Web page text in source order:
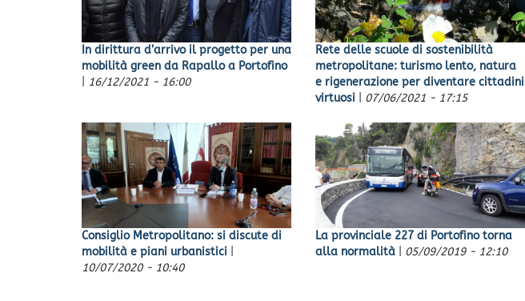
In dirittura d’arrivo il progetto per una
mobilità green da Rapallo a Portofino
16/12/2021 - 16:00
Rete delle scuole di sostenibilità
metropolitane: turismo lento, natura
e rigenerazione per diventare cittadini
virtuosi
07/06/2021 - 17:15
Consiglio Metropolitano: si discute di
mobilità e piani urbanistici
10/07/2020 - 10:40
La provinciale 227 di Portofino torna
alla normalità
05/09/2019 - 12:10